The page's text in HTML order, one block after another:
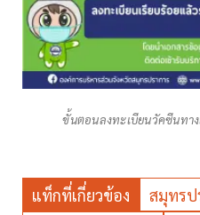
ขั้นตอนลงทะเบียนวัคซีนทา
แท็กที่เกี่ยวข้อง สมุทรป